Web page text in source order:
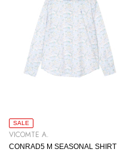
SALE
VICOMTE A.
CONRAD5 M SEASONAL SHIRT